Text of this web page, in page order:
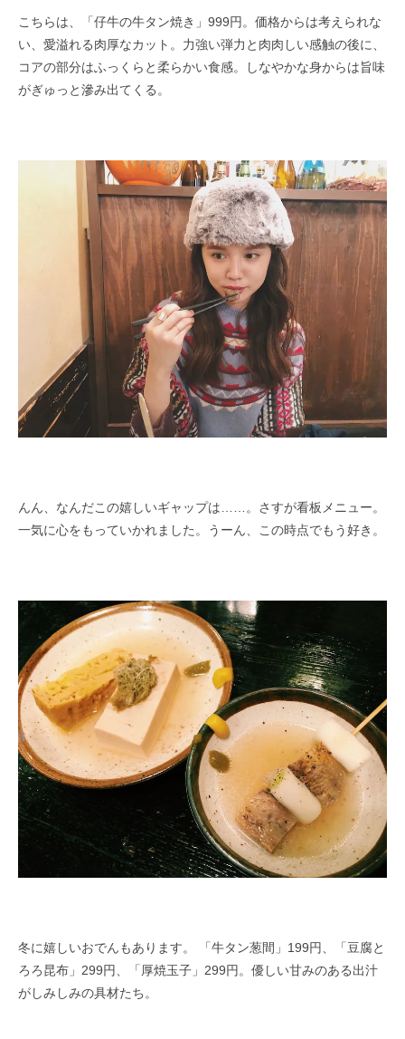
こちらは、「仔牛の牛タン焼き」999円。価格からは考えられな
い、愛溢れる肉厚なカット。力強い弾力と肉肉しい感触の後に、
コアの部分はふっくらと柔らかい食感。しなやかな身からは旨味
がぎゅっと滲み出てくる。
んん、なんだこの嬉しいギャップは……。さすが看板メニュー。
一気に心をもっていかれました。うーん、この時点でもう好き。
冬に嬉しいおでんもあります。 「牛タン葱間」199円、「豆腐と
ろろ昆布」299円、「厚焼玉子」299円。優しい甘みのある出汁
がしみしみの具材たち。